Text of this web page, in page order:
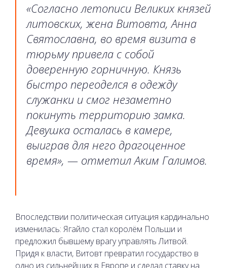
«Согласно летописи Великих князей
литовских, жена Витовта, Анна
Святославна, во время визита в
тюрьму привела с собой
доверенную горничную. Князь
быстро переоделся в одежду
служанки и смог незаметно
покинуть территорию замка.
Девушка осталась в камере,
выиграв для него драгоценное
время», — отметил Аким Галимов.
Впоследствии политическая ситуация кардинально
изменилась: Ягайло стал королём Польши и
предложил бывшему врагу управлять Литвой.
Придя к власти, Витовт превратил государство в
одно из сильнейших в Европе и сделал ставку на